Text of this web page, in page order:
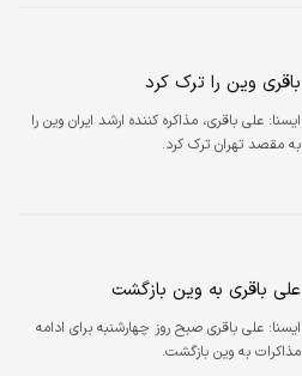
باقری وین را ترک کرد
ايسنا: علی باقری، مذاکره کننده ارشد ایران وین را
به مقصد تهران ترک کرد.
علی باقری به وین بازگشت
ايسنا: علی باقری صبح روز چهارشنبه برای ادامه
مذاکرات به وین بازگشت.